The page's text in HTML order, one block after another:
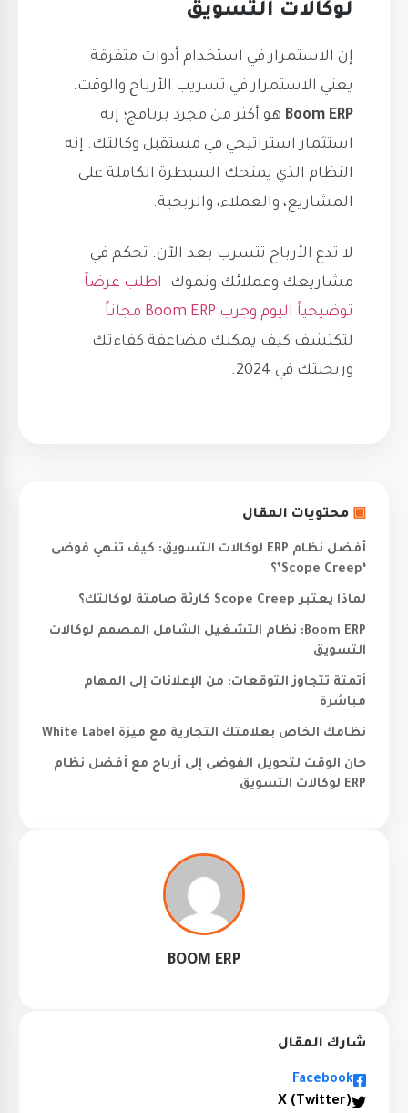
لوكالات التسويق
إن الاستمرار في استخدام أدوات متفرقة
يعني الاستمرار في تسريب الأرباح والوقت.
Boom ERP هو أكثر من مجرد برنامج؛ إنه
استثمار استراتيجي في مستقبل وكالتك. إنه
النظام الذي يمنحك السيطرة الكاملة على
المشاريع، والعملاء، والربحية.
لا تدع الأرباح تتسرب بعد الآن. تحكم في
مشاريعك وعملائك ونموك. اطلب عرضاً
توضيحياً اليوم وجرب Boom ERP مجاناً
لتكتشف كيف يمكنك مضاعفة كفاءتك
وربحيتك في 2024.
▣ محتويات المقال
أفضل نظام ERP لوكالات التسويق: كيف تنهي فوضى
‘Scope Creep’؟
لماذا يعتبر Scope Creep كارثة صامتة لوكالتك؟
Boom ERP: نظام التشغيل الشامل المصمم لوكالات
التسويق
أتمتة تتجاوز التوقعات: من الإعلانات إلى المهام
مباشرة
نظامك الخاص بعلامتك التجارية مع ميزة White Label
حان الوقت لتحويل الفوضى إلى أرباح مع أفضل نظام
ERP لوكالات التسويق
BOOM ERP
شارك المقال
Facebook
X (Twitter)